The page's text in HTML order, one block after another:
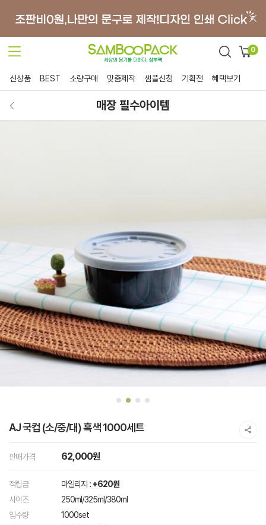
0
신상품 BEST 소량구매 맞춤제작 샘플신청 기획전 혜택보기
매장 필수아이템
AJ 국컵 (소/중/대) 흑색 1000세트
판매가격 62,000원
적립금 마일리지 : +620원
사이즈
250ml/325ml/380ml
입수량
1000set